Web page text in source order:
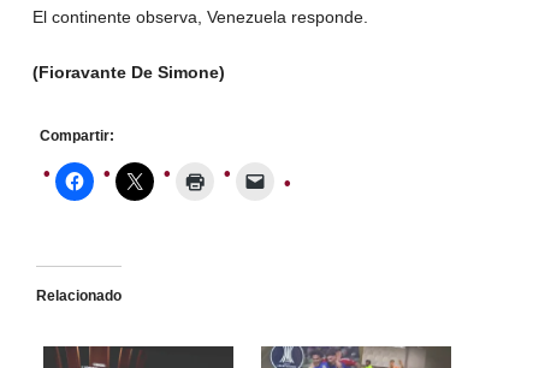
El continente observa, Venezuela responde.
(Fioravante De Simone)
Compartir:
Relacionado